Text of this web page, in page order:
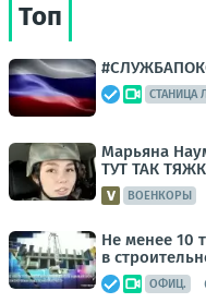
Топ
СТАНИЦА
Марьяна
ТУТ ТАК
ВОЕНКОРЫ
Не менее 10
в
ОФИЦ.